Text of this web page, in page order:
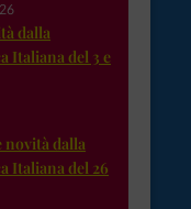
dalla
Italiana del 3 e
novità dalla
Italiana del 26